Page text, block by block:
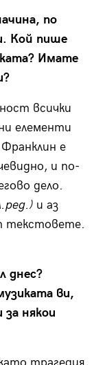
по
Кой пише
Имате
всички
елементи
е
и по-
дело.
и аз
текстовете.
днес?
ви,
някои